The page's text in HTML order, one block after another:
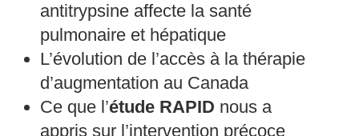
antitrypsine affecte la santé
pulmonaire et hépatique
L’évolution de l’accès à la thérapie
d’augmentation au Canada
Ce que l’étude RAPID nous a
appris sur l’intervention précoce